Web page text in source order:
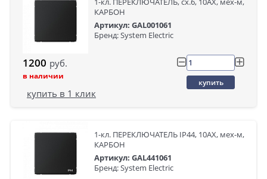
КАРБОН
Артикул: GAL001061
Бренд: System Electric
1200 руб.
в наличии
купить
купить в 1 клик
1-кл. ПЕРЕКЛЮЧАТЕЛЬ IP44, 10АХ, мех-м,
КАРБОН
Артикул: GAL441061
Бренд: System Electric